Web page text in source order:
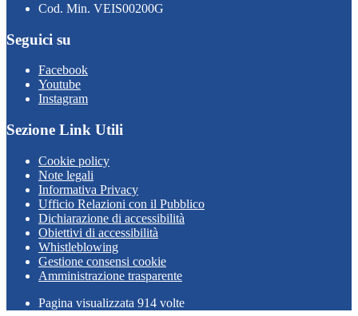
Cod. Min. VEIS00200G
Seguici su
Facebook
Youtube
Instagram
Sezione Link Utili
Cookie policy
Note legali
Informativa Privacy
Ufficio Relazioni con il Pubblico
Dichiarazione di accessibilità
Obiettivi di accessibilità
Whistleblowing
Gestione consensi cookie
Amministrazione trasparente
Pagina visualizzata 914 volte